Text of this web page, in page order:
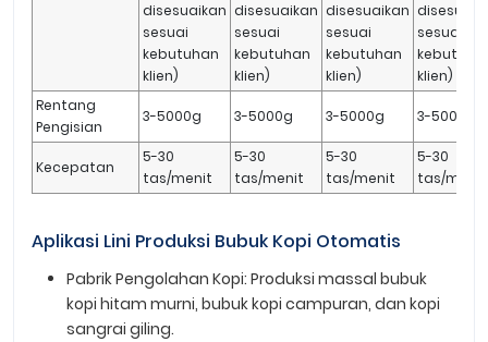
disesuaikan
sesuai
kebutuhan
klien)
disesuaikan
sesuai
kebutuhan
klien)
disesuaikan
sesuai
kebutuhan
klien)
sesuai
klien)
Rentang
Pengisian
3-5000g 3-5000g 3-5000g 3-5000g
Kecepatan
5-30
tas/menit
5-30
tas/menit
5-30
tas/menit
5-30
tas/menit
Aplikasi Lini Produksi Bubuk Kopi Otomatis
Pabrik Pengolahan Kopi: Produksi massal bubuk
kopi hitam murni, bubuk kopi campuran, dan kopi
sangrai giling.